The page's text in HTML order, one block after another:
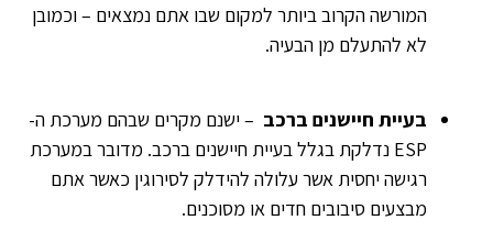
המורשה הקרוב ביותר למקום שבו אתם נמצאים – וכמובן
לא להתעלם מן הבעיה.
בעיית חיישנים ברכב– ישנם מקרים שבהם מערכת ה-
ESP נדלקת בגלל בעיית חיישנים ברכב. מדובר במערכת
רגישה יחסית אשר עלולה להידלק לסירוגין כאשר אתם
מבצעים סיבובים חדים או מסוכנים.